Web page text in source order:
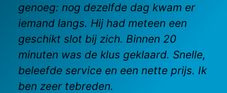
genoeg: nog dezelfde dag kwam er
iemand langs. Hij had meteen een
geschikt slot bij zich. Binnen 20
minuten was de klus geklaard. Snelle,
beleefde service en een nette prijs. Ik
ben zeer tebreden.